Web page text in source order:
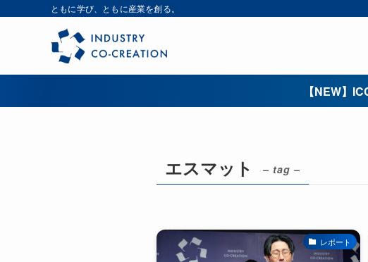
ともに学び、ともに産業を創る。
【NEW】
エスマット – tag –
レポート